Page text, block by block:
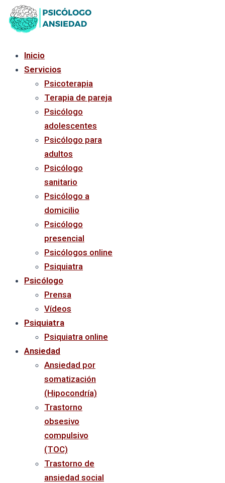
al
contenido
Inicio
Servicios
Psicoterapia
Terapia de pareja
Psicólogo
adolescentes
Psicólogo para
adultos
Psicólogo
sanitario
Psicólogo a
domicilio
Psicólogo
presencial
Psicólogos online
Psiquiatra
Psicólogo
Prensa
Vídeos
Psiquiatra
Psiquiatra online
Ansiedad
Ansiedad por
somatización
(Hipocondría)
Trastorno
obsesivo
compulsivo
(TOC)
Trastorno de
ansiedad social